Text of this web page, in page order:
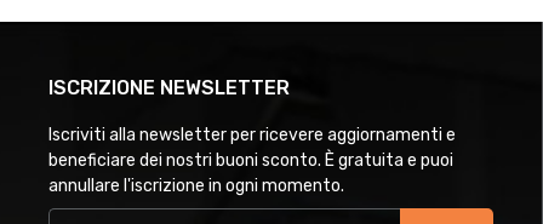
ISCRIZIONE NEWSLETTER
Iscriviti alla newsletter per ricevere aggiornamenti e
beneficiare dei nostri buoni sconto. È gratuita e puoi
annullare l'iscrizione in ogni momento.